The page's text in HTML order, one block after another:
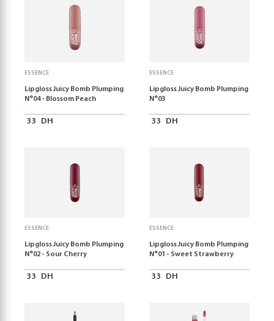
ESSENCE
Lipgloss Juicy Bomb Plumping
N°04 - Blossom Peach
33 DH
ESSENCE
Lipgloss Juicy Bomb Plumping
N°03
33 DH
ESSENCE
Lipgloss Juicy Bomb Plumping
N°02 - Sour Cherry
33 DH
ESSENCE
Lipgloss Juicy Bomb Plumping
N°01 - Sweet Strawberry
33 DH